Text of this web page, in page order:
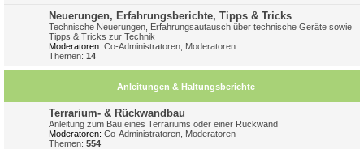
Neuerungen, Erfahrungsberichte, Tipps & Tricks
Technische Neuerungen, Erfahrungsautausch über technische Geräte sowie
Tipps & Tricks zur Technik
Moderatoren: Co-Administratoren Moderatoren
Themen: 14
Anleitungen & Haltungsberichte
Terrarium- & Rückwandbau
Anleitung zum Bau eines Terrariums oder einer Rückwand
Moderatoren: Co-Administratoren Moderatoren
Themen: 554